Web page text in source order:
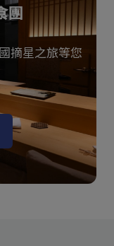
團
摘星之旅等您